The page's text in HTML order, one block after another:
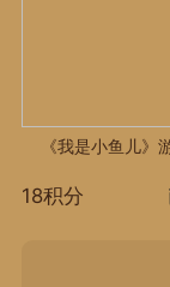
《我是小鱼儿》
18积分